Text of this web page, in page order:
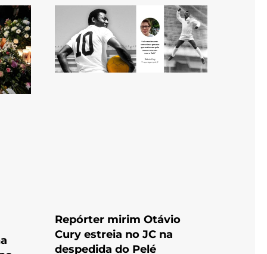
Repórter mirim Otávio
Cury estreia no JC na
despedida do Pelé